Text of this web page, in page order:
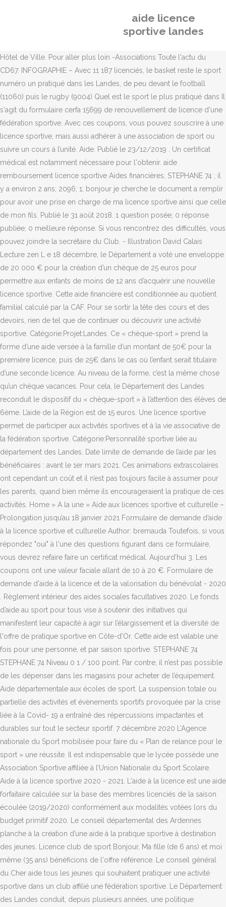
aide licence
sportive landes
Hôtel de Ville. Pour aller plus loin -Associations Toute l'actu du
CD67. INFOGRAPHIE – Avec 11 187 licenciés, le basket reste le sport
numéro un pratiqué dans les Landes, de peu devant le football
(11060) puis le rugby (9004) Quel est le sport le plus pratiqué dans Il
s'agit du formulaire cerfa 15699 de renouvellement de licence d'une
fédération sportive. Avec ces coupons, vous pouvez souscrire à une
licence sportive, mais aussi adhérer à une association de sport ou
suivre un cours à l’unité. Aide. Publié le 23/12/2019 . Un certificat
médical est notamment nécessaire pour l'obtenir. aide
remboursement licence sportive Aides financières; STEPHANE 74 ; il
y a environ 2 ans; 2096; 1; bonjour je cherche le document a remplir
pour avoir une prise en charge de ma licence sportive ainsi que celle
de mon fils. Publié le 31 août 2018. 1 question posée; 0 réponse
publiée; 0 meilleure réponse. Si vous rencontrez des difficultés, vous
pouvez joindre la secrétaire du Club. - Illustration David Calais
Lecture zen L e 18 décembre, le Département a voté une enveloppe
de 20 000 € pour la création d’un chèque de 25 euros pour
permettre aux enfants de moins de 12 ans d’acquérir une nouvelle
licence sportive. Cette aide financière est conditionnée au quotient
familial calculé par la CAF. Pour se sortir la tête des cours et des
devoirs, rien de tel que de continuer ou découvrir une activité
sportive. Catégorie:Projet:Landes. Ce « chèque-sport » prend la
forme d’une aide versée à la famille d’un montant de 50€ pour la
première licence, puis de 25€ dans le cas où l’enfant serait titulaire
d’une seconde licence. Au niveau de la forme, c’est la même chose
qu’un chèque vacances. Pour cela, le Département des Landes
reconduit le dispositif du « chèque-sport » à l’attention des élèves de
6ème. L’aide de la Région est de 15 euros. Une licence sportive
permet de participer aux activités sportives et à la vie associative de
la fédération sportive. Catégorie:Personnalité sportive liée au
département des Landes. Date limite de demande de l’aide par les
bénéficiaires : avant le 1er mars 2021. Ces animations extrascolaires
ont cependant un coût et il n’est pas toujours facile à assumer pour
les parents, quand bien même ils encourageraient la pratique de ces
activités. Home » A la une » Aide aux licences sportive et culturelle –
Prolongation jusqu’au 18 janvier 2021 Formulaire de demande d’aide
à la licence sportive et culturelle Author: bremauda Toutefois, si vous
répondez "oui" à l'une des questions figurant dans ce formulaire,
vous devrez refaire faire un certificat médical. Aujourd'hui 3. Les
coupons ont une valeur faciale allant de 10 à 20 €. Formulaire de
demande d'aide à la licence et de la valorisation du bénévolat - 2020
. Règlement intérieur des aides sociales facultatives 2020. Le fonds
d’aide au sport pour tous vise à soutenir des initiatives qui
manifestent leur capacité à agir sur l’élargissement et la diversité de
l'offre de pratique sportive en Côte-d’Or. Cette aide est valable une
fois pour une personne, et par saison sportive. STEPHANE 74
STEPHANE 74 Niveau 0 1 / 100 point. Par contre, il n’est pas possible
de les dépenser dans les magasins pour acheter de l’équipement.
Aide départementale aux écoles de sport. La suspension totale ou
partielle des activités et évènements sportifs provoquée par la crise
liée à la Covid- 19 a entraîné des répercussions impactantes et
durables sur tout le secteur sportif. 7 décembre 2020 L’Agence
nationale du Sport mobilisée pour faire du « Plan de relance pour le
sport » une réussite. Il est indispensable que le lycée possède une
Association Sportive affiliée à l’Union Nationale du Sport Scolaire.
Aide à la licence sportive 2020 - 2021. L'aide à la licence est une aide
forfaitaire calculée sur la base des membres licenciés de la saison
écoulée (2019/2020) conformément aux modalités votées lors du
budget primitif 2020. Le conseil départemental des Ardennes
planche à la création d’une aide à la pratique sportive à destination
des jeunes. Licence club de sport Bonjour, Ma fille (de 6 ans) et moi
même (35 ans) bénéficions de l'offre référence. Le conseil général
du Cher aide tous les jeunes qui souhaitent pratiquer une activité
sportive dans un club affilié une fédération sportive. Le Département
des Landes conduit, depuis plusieurs années, une politique